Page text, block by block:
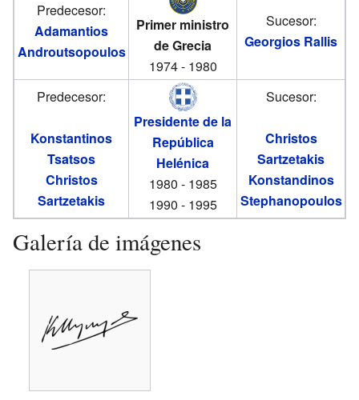
Predecesor:
Adamantios
Androutsopoulos
Primer ministro
de Grecia
1974 - 1980
Sucesor:
Georgios Rallis
Predecesor:
Konstantinos
Tsatsos
Christos
Sartzetakis
Presidente de la
República
Helénica
1980 - 1985
1990 - 1995
Sucesor:
Christos
Sartzetakis
Konstandinos
Stephanopoulos
Galería de imágenes